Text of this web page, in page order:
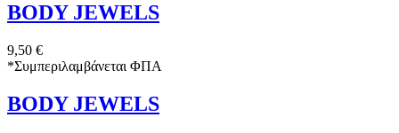
BODY JEWELS
9,50 €
*Συμπεριλαμβάνεται ΦΠΑ
BODY JEWELS